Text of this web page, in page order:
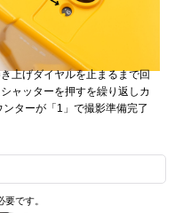
上げダイヤルを止まるまで回
シャッターを押すを繰り返しカ
ンターが「1」で撮影準備完了
です。